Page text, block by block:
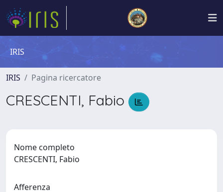
IRIS
IRIS Pagina ricercatore
CRESCENTI, Fabio
Nome completo
CRESCENTI, Fabio
Afferenza